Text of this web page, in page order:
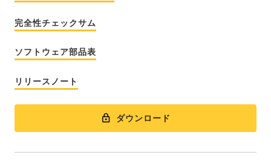
完全性チェックサム
ソフトウェア部品表
リリースノート
ダウンロード